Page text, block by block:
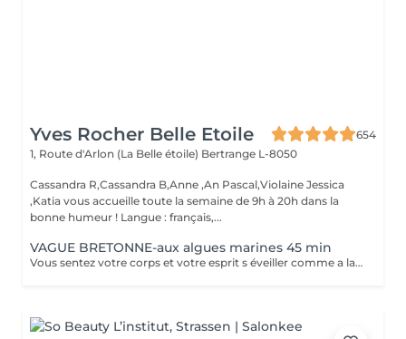
Yves Rocher Belle Etoile
654
1, Route d'Arlon (La Belle étoile) Bertrange L-8050
Cassandra R,Cassandra B,Anne ,An Pascal,Violaine Jessica
,Katia vous accueille toute la semaine de 9h à 20h dans la
bonne humeur ! Langue : français,...
VAGUE BRETONNE-aux algues marines 45 min
Vous sentez votre corps et votre esprit s éveiller comme a la suite d un bain dans l OCEAN. Vous vous tonicité et leur confort. sentez légère et revitalisée. Vos jambes retrouvent leur tonicité et leur confort